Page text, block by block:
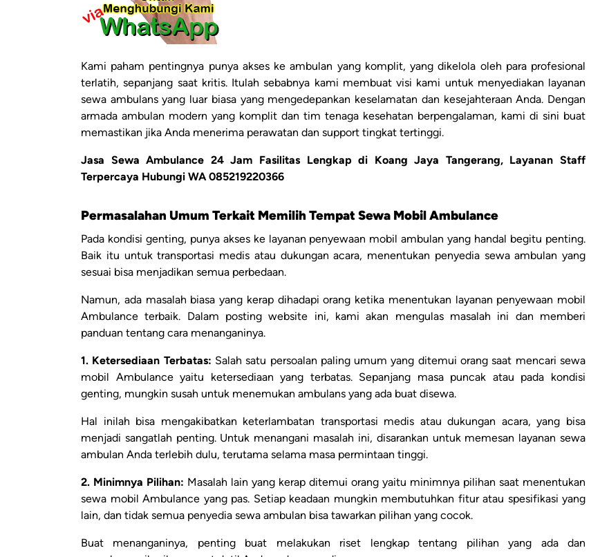
Kami paham pentingnya punya akses ke ambulan yang komplit, yang dikelola oleh para profesional
terlatih, sepanjang saat kritis. Itulah sebabnya kami membuat visi kami untuk menyediakan layanan
sewa ambulans yang luar biasa yang mengedepankan keselamatan dan kesejahteraan Anda. Dengan
armada ambulan modern yang komplit dan tim tenaga kesehatan berpengalaman, kami di sini buat
memastikan jika Anda menerima perawatan dan support tingkat tertinggi.
Jasa Sewa Ambulance 24 Jam Fasilitas Lengkap di Koang Jaya Tangerang, Layanan Staff
Terpercaya Hubungi WA 085219220366
Permasalahan Umum Terkait Memilih Tempat Sewa Mobil Ambulance
Pada kondisi genting, punya akses ke layanan penyewaan mobil ambulan yang handal begitu penting.
Baik itu untuk transportasi medis atau dukungan acara, menentukan penyedia sewa ambulan yang
sesuai bisa menjadikan semua perbedaan.
Namun, ada masalah biasa yang kerap dihadapi orang ketika menentukan layanan penyewaan mobil
Ambulance terbaik. Dalam posting website ini, kami akan mengulas masalah ini dan memberi
panduan tentang cara menanganinya.
1. Ketersediaan Terbatas: Salah satu persoalan paling umum yang ditemui orang saat mencari sewa
mobil Ambulance yaitu ketersediaan yang terbatas. Sepanjang masa puncak atau pada kondisi
genting, mungkin susah untuk menemukan ambulans yang ada buat disewa.
Hal inilah bisa mengakibatkan keterlambatan transportasi medis atau dukungan acara, yang bisa
menjadi sangatlah penting. Untuk menangani masalah ini, disarankan untuk memesan layanan sewa
ambulan Anda terlebih dulu, terutama selama masa permintaan tinggi.
2. Minimnya Pilihan: Masalah lain yang kerap ditemui orang yaitu minimnya pilihan saat menentukan
sewa mobil Ambulance yang pas. Setiap keadaan mungkin membutuhkan fitur atau spesifikasi yang
lain, dan tidak semua penyedia sewa ambulan bisa tawarkan pilihan yang cocok.
Buat menanganinya, penting buat melakukan riset lengkap tentang pilihan yang ada dan